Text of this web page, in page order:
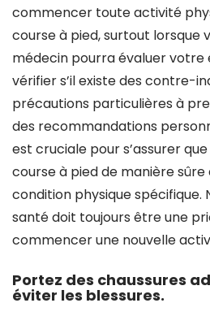
commencer toute activité
course à pied, surtout lorsque
médecin pourra évaluer
vérifier s’il existe des contre-
précautions particulières à
des recommandations
est cruciale pour s’assurer
course à pied de manière
condition physique spécifique.
santé doit toujours être une
commencer une nouvelle
Portez des chaussures
éviter les blessures.